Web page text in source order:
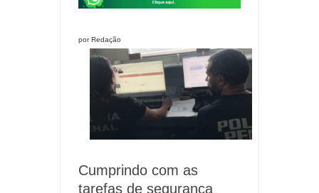
por Redação
Cumprindo com as
tarefas de segurança